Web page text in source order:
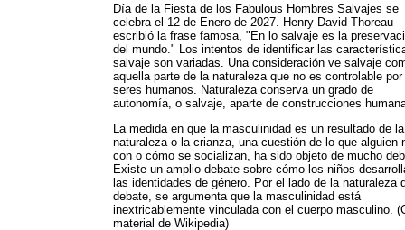
Día de la Fiesta de los Fabulous Hombres Salvajes se
celebra el 12 de Enero de 2027. Henry David Thoreau
escribió la frase famosa, "En lo salvaje es la
del mundo." Los intentos de identificar las
salvaje son variadas. Una consideración ve salvaje
aquella parte de la naturaleza que no es controlable
seres humanos. Naturaleza conserva un grado de
autonomía, o salvaje, aparte de construcciones
La medida en que la masculinidad es un resultado de la
naturaleza o la crianza, una cuestión de lo que alguien
con o cómo se socializan, ha sido objeto de mucho
Existe un amplio debate sobre cómo los niños
las identidades de género. Por el lado de la naturaleza
debate, se argumenta que la masculinidad está
inextricablemente vinculada con el cuerpo masculino.
material de Wikipedia)